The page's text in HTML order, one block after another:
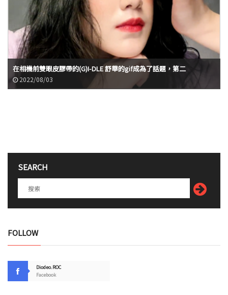
在相機前雙眼皮膠帶的(G)I-DLE 舒華的gif成為了話題，第二
2022/08/03
SEARCH
FOLLOW
Diodeo.ROC
Facebook